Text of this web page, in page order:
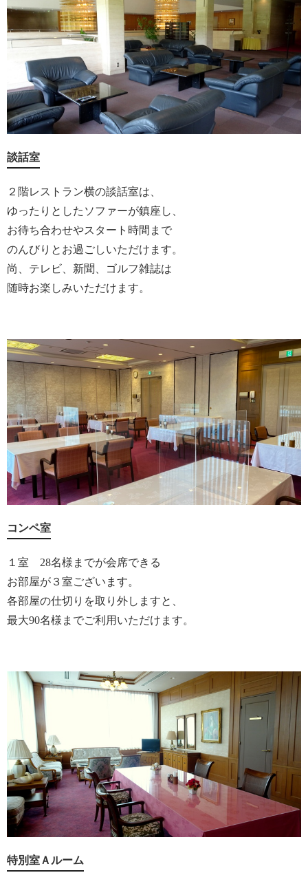
談話室
２階レストラン横の談話室は、
ゆったりとしたソファーが鎮座し、
お待ち合わせやスタート時間まで
のんびりとお過ごしいただけます。
尚、テレビ、新聞、ゴルフ雑誌は
随時お楽しみいただけます。
コンペ室
１室 28名様までが会席できる
お部屋が３室ございます。
各部屋の仕切りを取り外しますと、
最大90名様までご利用いただけます。
特別室Ａルーム